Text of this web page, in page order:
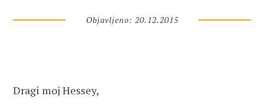
Objavljeno: 20.12.2015
Dragi moj Hessey,